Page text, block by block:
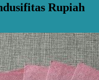
Rupiah